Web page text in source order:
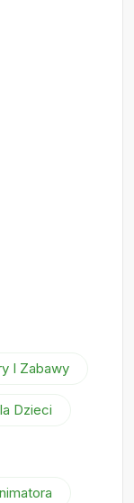
I Zabawy
Dzieci